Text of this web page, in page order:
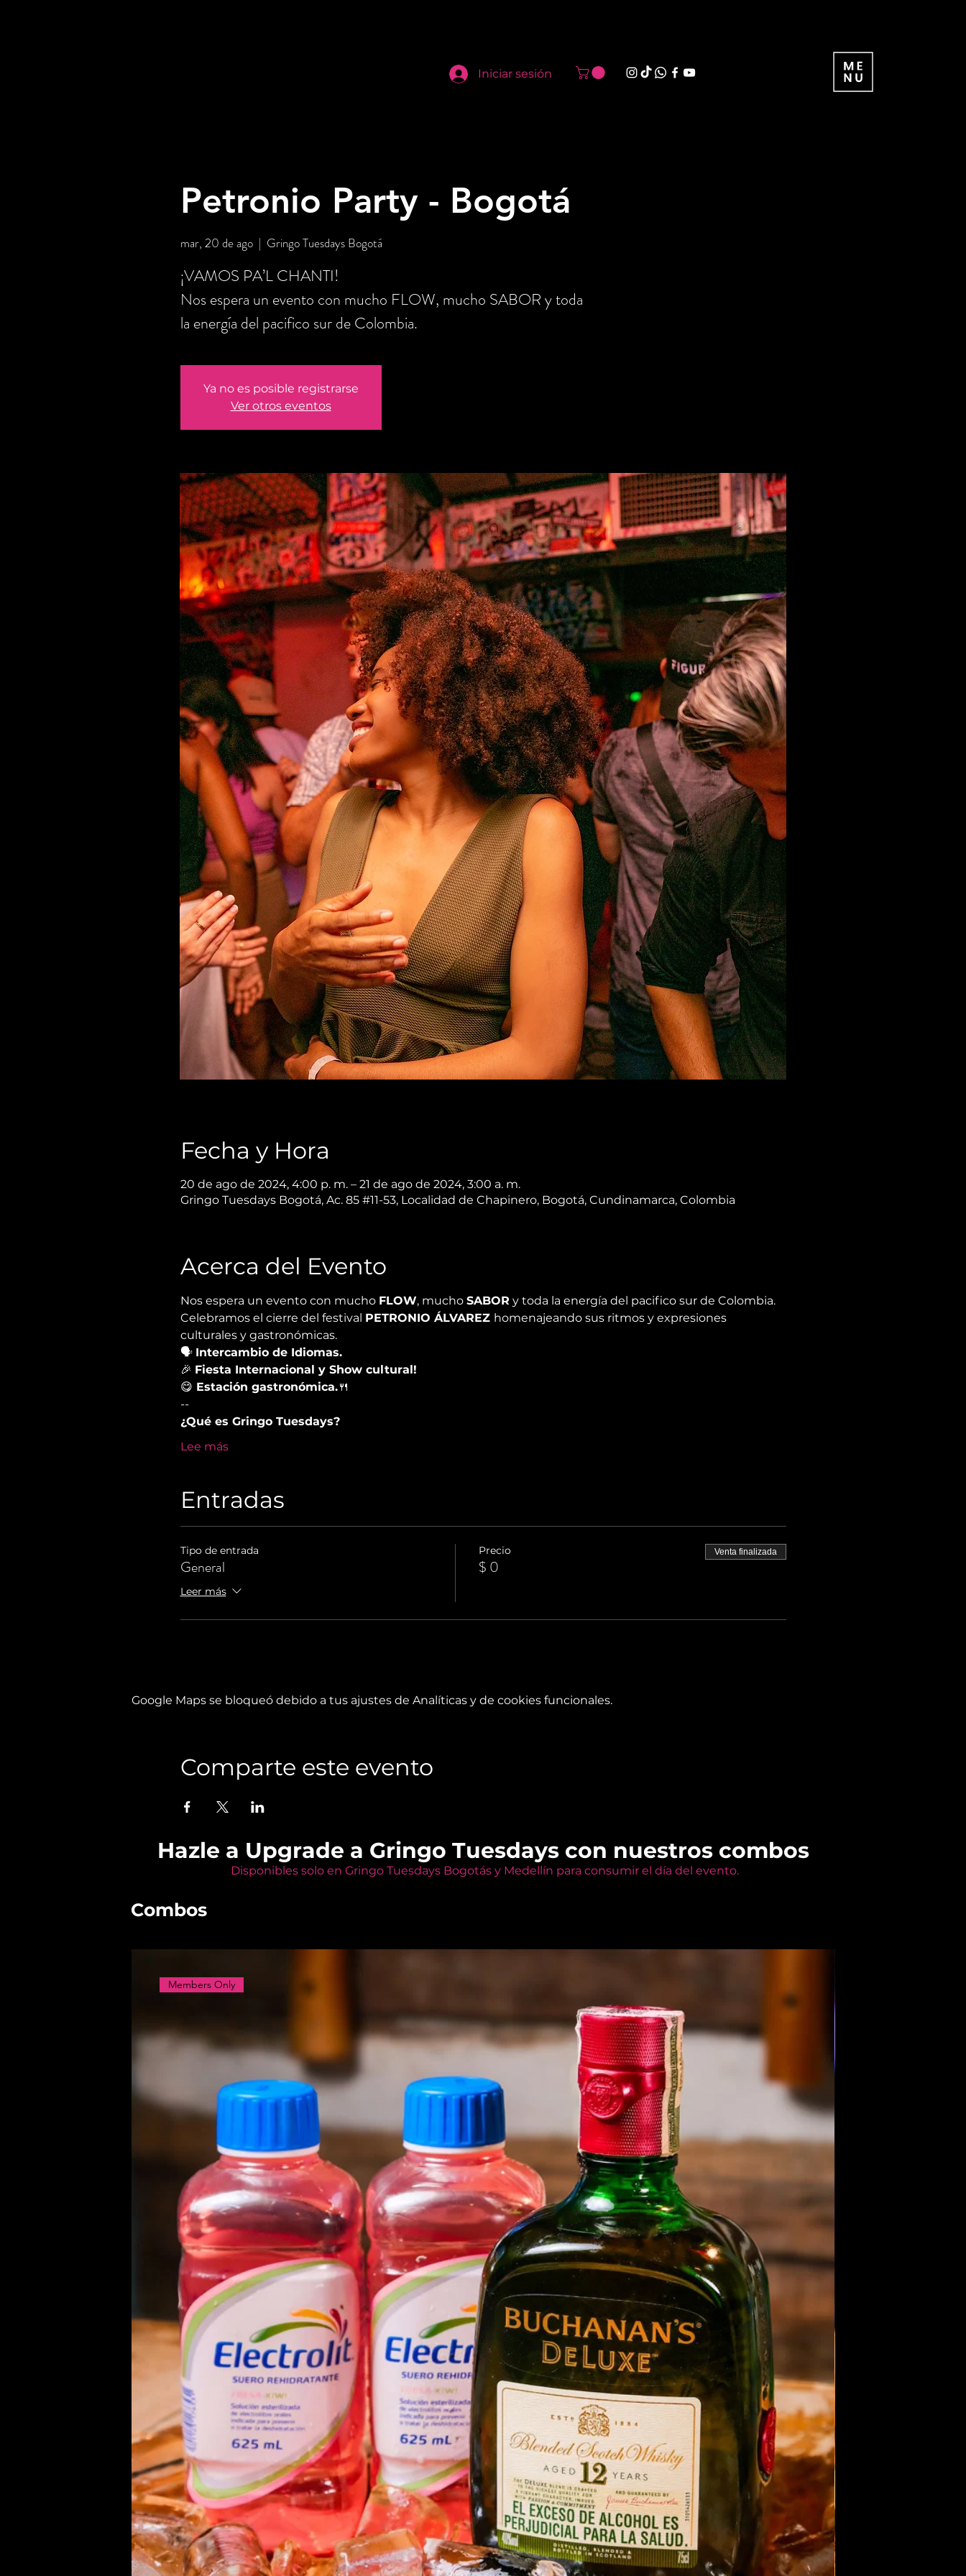
Iniciar sesión
Petronio Party - Bogotá
mar, 20 de ago
  |
Gringo Tuesdays Bogotá
¡VAMOS PA’L CHANTI!
Nos espera un evento con mucho FLOW, mucho SABOR y toda
la energía del pacifico sur de Colombia.
Ya no es posible registrarse
Ver otros eventos
Fecha y Hora
20 de ago de 2024, 4:00 p. m. – 21 de ago de 2024, 3:00 a. m.
Gringo Tuesdays Bogotá, Ac. 85 #11-53, Localidad de Chapinero, Bogotá, Cundinamarca, Colombia
Acerca del Evento
Nos espera un evento con mucho FLOW, mucho SABOR y toda la energía del pacifico sur de Colombia.
Celebramos el cierre del festival PETRONIO ÁLVAREZ homenajeando sus ritmos y expresiones
culturales y gastronómicas.
🗣 Intercambio de Idiomas.
🎉 Fiesta Internacional y Show cultural!
😋 Estación gastronómica.🍴
--
¿Qué es Gringo Tuesdays?
Lee más
Entradas
Tipo de entrada
General
Leer más
Precio
$ 0
Venta finalizada
Google Maps se bloqueó debido a tus ajustes de Analíticas y de cookies funcionales.
Comparte este evento
Hazle a Upgrade a Gringo Tuesdays con nuestros combos
Disponibles solo en Gringo Tuesdays Bogotás y Medellín para consumir el día del evento.
Combos
Members Only